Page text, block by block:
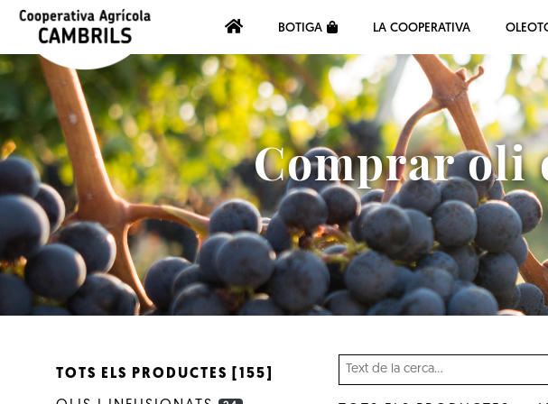
BOTIGA LA COOPERATIVA
Comprar oli
TOTS ELS PRODUCTES [155]